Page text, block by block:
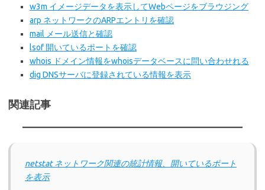
w3m イメージデータを表示してWebページをブラウジング
arp ネットワークのARPエントリを確認
mail メール送信と確認
lsof 開いているポートを確認
whois ドメイン情報をwhoisデータベースに問い合わせれる
dig DNSサーバに登録されている情報を表示
関連記事
netstat ネットワーク関連の統計情報、開いているポート
を表示